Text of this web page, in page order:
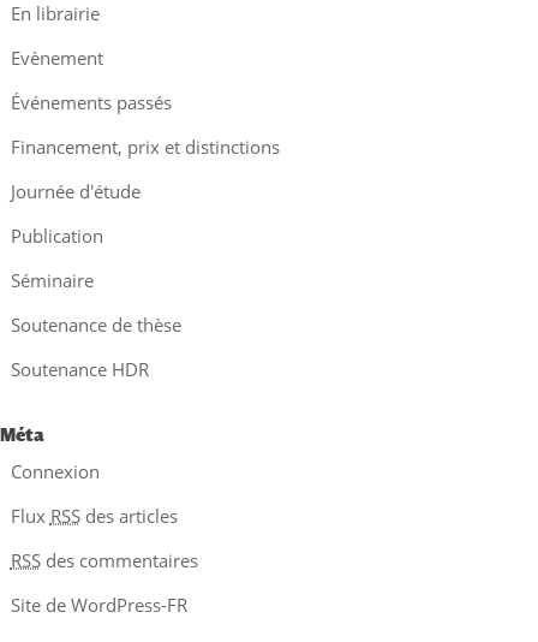
En librairie
Evènement
Événements passés
Financement, prix et distinctions
Journée d'étude
Publication
Séminaire
Soutenance de thèse
Soutenance HDR
Méta
Connexion
Flux RSSdes articles
RSSdes commentaires
Site de WordPress-FR